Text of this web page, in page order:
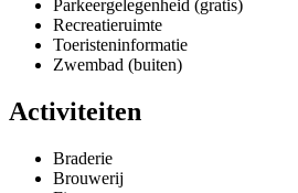
Parkeergelegenheid (gratis)
Recreatieruimte
Toeristeninformatie
Zwembad (buiten)
Activiteiten
Braderie
Brouwerij